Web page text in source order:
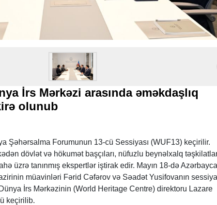
İrs Mərkəzi arasında əməkdaşlıq
olunub
Şəhərsalma Forumunun 13-cü Sessiyası (WUF13) keçirilir.
dövlət və hökumət başçıları, nüfuzlu beynəlxalq
üzrə tanınmış ekspertlər iştirak edir. Mayın 18-də
müavinləri Fərid Cəfərov və Səadət Yusifovanın
İrs Mərkəzinin (World Heritage Centre) direktoru Lazare
keçirilib.